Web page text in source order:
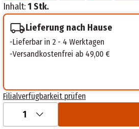
Inhalt:1 Stk.
Lieferung nach Hause
Lieferbar in 2 - 4 Werktagen
Versandkostenfrei ab 49,00 €
Filialverfügbarkeit prüfen
1